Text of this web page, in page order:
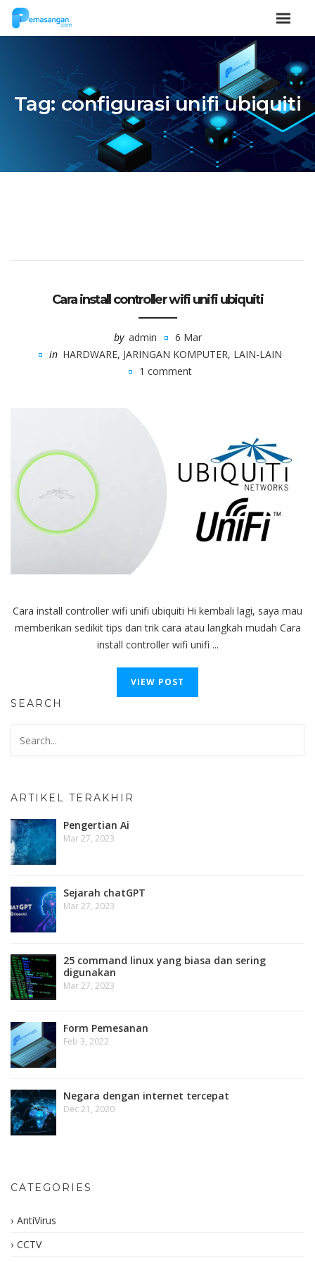
Tag:configurasi unifi ubiquiti
Cara install controller wifi unifi ubiquiti
by admin
6 Mar
in HARDWARE, JARINGAN KOMPUTER, LAIN-LAIN
1 comment
Cara install controller wifi unifi ubiquiti Hi kembali lagi, saya mau
memberikan sedikit tips dan trik cara atau langkah mudah Cara
install controller wifi unifi ...
VIEW POST
SEARCH
ARTIKEL TERAKHIR
Pengertian Ai
Mar 27, 2023
Sejarah chatGPT
Mar 27, 2023
25 command linux yang biasa dan sering
digunakan
Mar 27, 2023
Form Pemesanan
Feb 3, 2022
Negara dengan internet tercepat
Dec 21, 2020
CATEGORIES
AntiVirus
CCTV